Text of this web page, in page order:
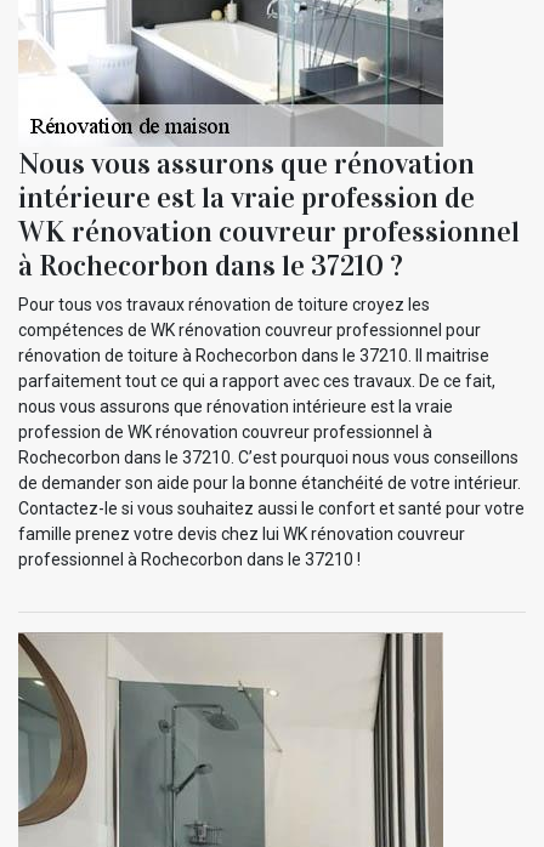
Nous vous assurons que rénovation
intérieure est la vraie profession de
WK rénovation couvreur professionnel
à Rochecorbon dans le 37210 ?
Pour tous vos travaux rénovation de toiture croyez les
compétences de WK rénovation couvreur professionnel pour
rénovation de toiture à Rochecorbon dans le 37210. Il maitrise
parfaitement tout ce qui a rapport avec ces travaux. De ce fait,
nous vous assurons que rénovation intérieure est la vraie
profession de WK rénovation couvreur professionnel à
Rochecorbon dans le 37210. C’est pourquoi nous vous conseillons
de demander son aide pour la bonne étanchéité de votre intérieur.
Contactez-le si vous souhaitez aussi le confort et santé pour votre
famille prenez votre devis chez lui WK rénovation couvreur
professionnel à Rochecorbon dans le 37210 !